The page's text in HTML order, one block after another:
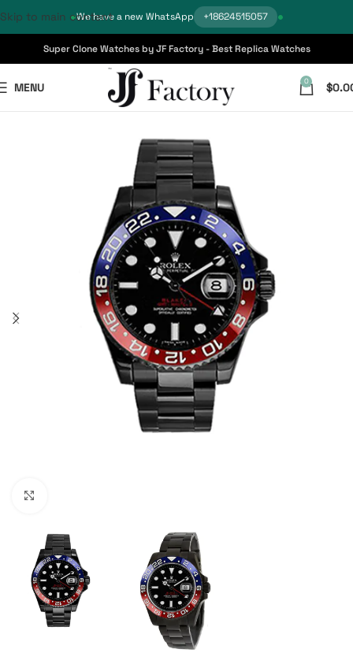
We have a new WhatsApp +18624515057
Skip to main content
Super Clone Watches by JF Factory - Best Replica Watches
MENU 0 $